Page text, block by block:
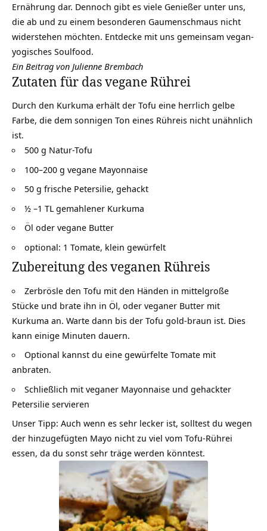
Ernährung dar. Dennoch gibt es viele Genießer unter uns,
die ab und zu einem besonderen Gaumenschmaus nicht
widerstehen möchten. Entdecke mit uns gemeinsam vegan-
yogisches Soulfood.
Ein Beitrag von Julienne Brembach
Zutaten für das vegane Rührei
Durch den Kurkuma erhält der Tofu eine herrlich gelbe
Farbe, die dem sonnigen Ton eines Rühreis nicht unähnlich
ist.
500 g Natur-Tofu
100–200 g vegane Mayonnaise
50 g frische Petersilie, gehackt
½ –1 TL gemahlener Kurkuma
Öl oder vegane Butter
optional: 1 Tomate, klein gewürfelt
Zubereitung des veganen Rühreis
Zerbrösle den Tofu mit den Händen in mittelgroße
Stücke und brate ihn in Öl, oder veganer Butter mit
Kurkuma an. Warte dann bis der Tofu gold-braun ist. Dies
kann einige Minuten dauern.
Optional kannst du eine gewürfelte Tomate mit
anbraten.
Schließlich mit veganer Mayonnaise und gehackter
Petersilie servieren
Unser Tipp: Auch wenn es sehr lecker ist, solltest du wegen
der hinzugefügten Mayo nicht zu viel vom Tofu-Rührei
essen, da du sonst sehr träge werden könntest.